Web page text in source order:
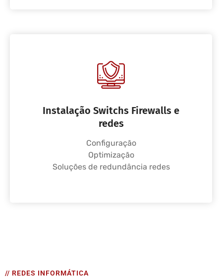
Instalação Switchs Firewalls e
redes
Configuração
Optimização
Soluções de redundância redes
// REDES INFORMÁTICA